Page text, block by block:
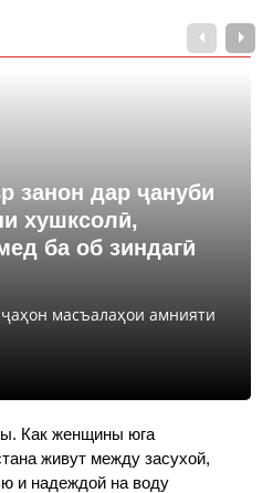
занон дар ҷануби
хушксолӣ,
ба об зиндагӣ
масъалаҳои амнияти
Как женщины юга
живут между засухой,
и надеждой на воду